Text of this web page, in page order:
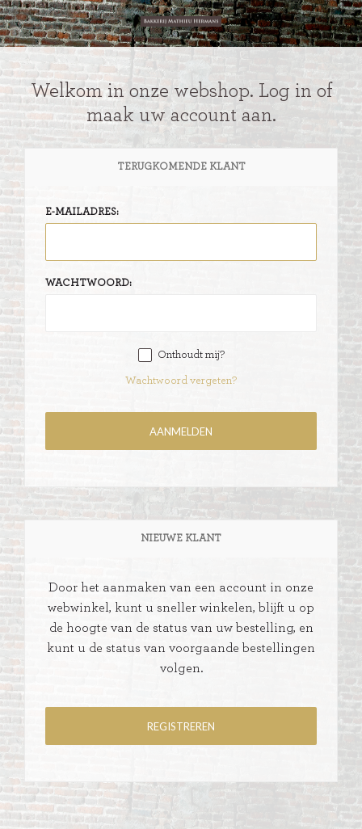
Welkom in onze webshop. Log in of
maak uw account aan.
TERUGKOMENDE KLANT
E-MAILADRES:
WACHTWOORD:
Onthoudt mij?
Wachtwoord vergeten?
NIEUWE KLANT
Door het aanmaken van een account in onze
webwinkel, kunt u sneller winkelen, blijft u op
de hoogte van de status van uw bestelling, en
kunt u de status van voorgaande bestellingen
volgen.